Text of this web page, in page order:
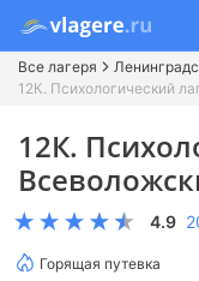
Все лагеря
12К. Психологический
12К.
4.9
Горящая путевка